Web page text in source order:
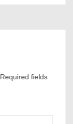
Required fields